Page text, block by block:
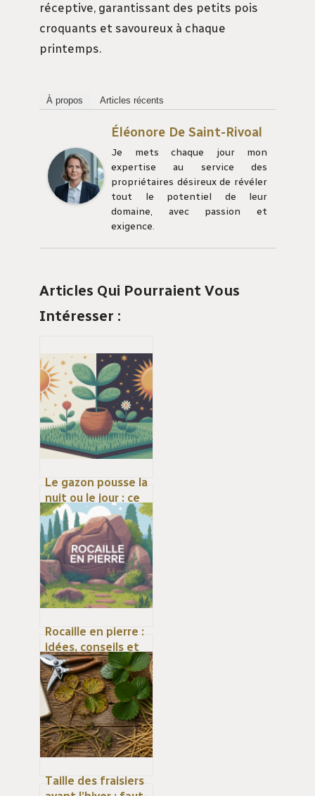
réceptive, garantissant des petits pois
croquants et savoureux à chaque
printemps.
À propos Articles récents
Éléonore De Saint-Rivoal
Je mets chaque jour mon
expertise au service des
propriétaires désireux de révéler
tout le potentiel de leur
domaine, avec passion et
exigence.
Articles Qui Pourraient Vous
Intéresser :
Le gazon pousse la
nuit ou le jour : ce
qu’il se passe
vraiment
Rocaille en pierre :
idées, conseils et
étapes pour un
massif durable
Taille des fraisiers